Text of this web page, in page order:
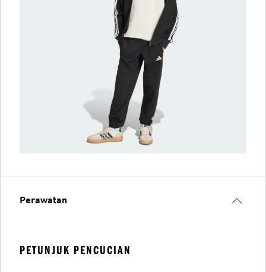
Perawatan
PETUNJUK PENCUCIAN